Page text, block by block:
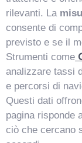
rilevanti. La
consente di
previsto e se il
Strumenti come
analizzare tassi
e percorsi di
Questi dati
pagina risponde
ciò che cercano